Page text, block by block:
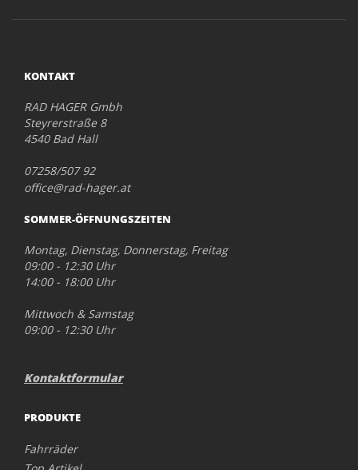
KONTAKT
RAD HAGER Gmbh
Steyrerstraße 8
4540 Bad Hall
07258/507 92
office@rad-hager.at
SOMMER-ÖFFNUNGSZEITEN
Montag, Dienstag, Donnerstag, Freitag
09:00 - 12:30 Uhr
14:00 - 18:00 Uhr
Mittwoch & Samstag
09:00 - 12:30 Uhr
Kontaktformular
PRODUKTE
Fahrräder